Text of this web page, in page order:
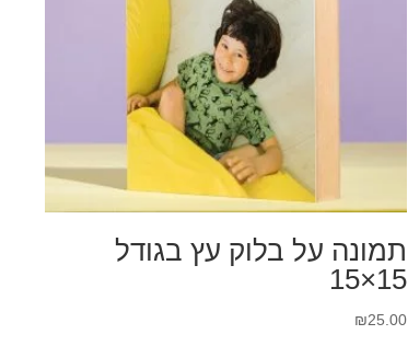
תמונה על בלוק עץ בגודל
15×15
₪25.00